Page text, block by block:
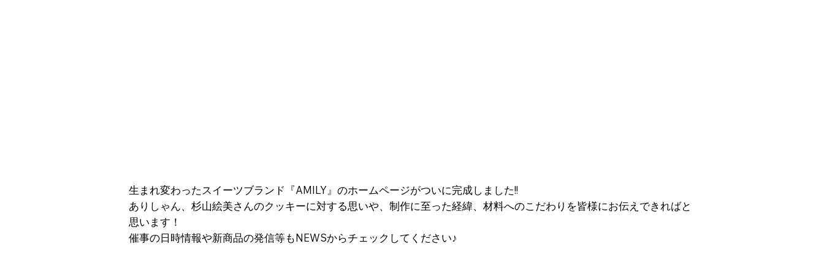
⽣まれ変わったスイーツブランド『AMILY』のホームページがついに完成しました!!
ありしゃん、杉⼭絵美さんのクッキーに対する思いや、制作に至った経緯、材料へのこだわりを皆様にお伝えできればと
思います！
催事の日時情報や新商品の発信等もNEWSからチェックしてください♪